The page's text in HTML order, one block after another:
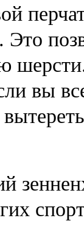
Это
вы